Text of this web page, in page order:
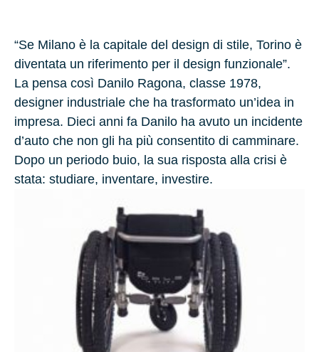
“Se Milano è la capitale del design di stile, Torino è
diventata un riferimento per il design funzionale”.
La pensa così Danilo Ragona, classe 1978,
designer industriale che ha trasformato un’idea in
impresa. Dieci anni fa Danilo ha avuto un incidente
d’auto che non gli ha più consentito di camminare.
Dopo un periodo buio, la sua risposta alla crisi è
stata: studiare, inventare, investire.